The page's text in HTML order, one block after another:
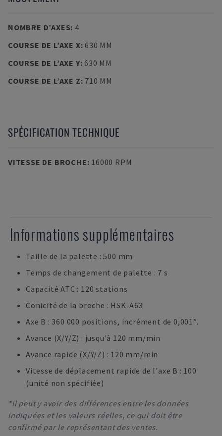
NOMBRE D’AXES: 4
COURSE DE L’AXE X: 630 MM
COURSE DE L’AXE Y: 630 MM
COURSE DE L’AXE Z: 710 MM
SPÉCIFICATION TECHNIQUE
VITESSE DE BROCHE: 16000 RPM
Informations supplémentaires
Taille de la palette : 500 mm
Temps de changement de palette : 7 s
Capacité ATC : 120 stations
Conicité de la broche : HSK-A63
Axe B : 360 000 positions, incrément de 0,001°.
Avance (X/Y/Z) : jusqu'à 120 mm/min
Avance rapide (X/Y/Z) : 120 mm/min
Vitesse de déplacement rapide de l'axe B : 100
(unité non spécifiée)
*Il peut y avoir des différences entre les données
indiquées et les valeurs réelles, ce qui doit être
confirmé par le représentant des ventes.